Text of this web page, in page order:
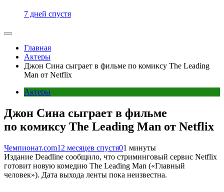
7 дней спустя
Главная
Актеры
Джон Сина сыграет в фильме по комиксу The Leading
Man от Netflix
Актеры
Джон Сина сыграет в фильме
по комиксу The Leading Man от Netflix
Чемпионат.com12 месяцев спустя01 минуты
Издание Deadline сообщило, что стриминговый сервис Netflix
готовит новую комедию The Leading Man («Главный
человек»). Дата выхода ленты пока неизвестна.